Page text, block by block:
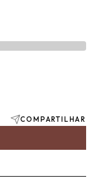
COMPARTILHAR